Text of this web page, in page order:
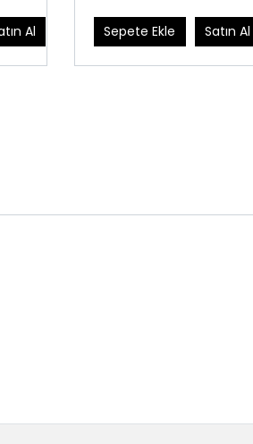
Al Sepete Ekle Satın Al